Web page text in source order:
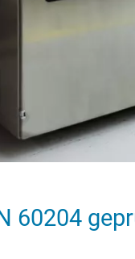
60204